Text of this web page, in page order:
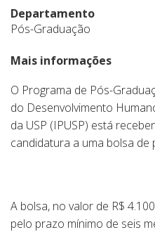
Departamento
Pós-Graduação
Mais informações
O Programa de Pós-
do Desenvolvimento
da USP (IPUSP) está
candidatura a uma bolsa de
A bolsa, no valor de R$
pelo prazo mínimo de seis